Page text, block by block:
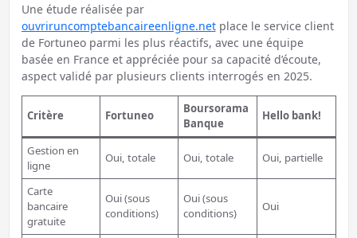
Une étude réalisée par
ouvriruncomptebancaireenligne.netplace le service client
de Fortuneo parmi les plus réactifs, avec une équipe
basée en France et appréciée pour sa capacité d’écoute,
aspect validé par plusieurs clients interrogés en 2025.
Critère Fortuneo
Boursorama
Banque
Hello bank!
Gestion en
ligne
Oui, totale Oui, totale Oui, partielle
Carte
bancaire
gratuite
Oui (sous
conditions)
Oui (sous
conditions)
Oui